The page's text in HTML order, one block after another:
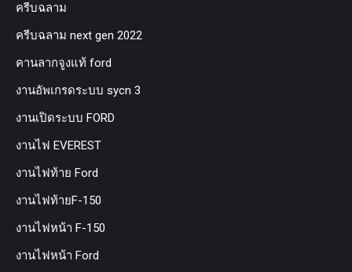
ครีบฉลาม
ครีบฉลาม next gen 2022
คานลากจูงแท้ ford
งานอัพเกรดระบบ sycn 3
งานเปิดระบบ FORD
งานไฟ EVEREST
งานไฟท้าย Ford
งานไฟท้ายF-150
งานไฟหน้า F-150
งานไฟหน้า Ford